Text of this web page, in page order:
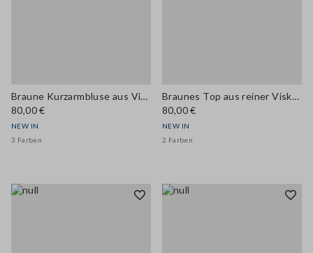
Braune Kurzarmbluse aus Viskosemix mit Stehkragen
80,00 €
NEW IN
3 Farben
Braunes Top aus reiner Viskose mit V-Ausschnitt und Spitzendetail, Regular Fit
80,00 €
NEW IN
2 Farben